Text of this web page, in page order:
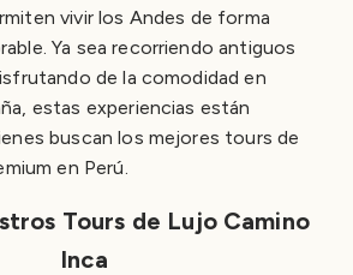
vivir los Andes de forma
Ya sea recorriendo antiguos
de la comodidad en
estas experiencias están
buscan los mejores tours de
en Perú.
Tours de Lujo Camino
Inca